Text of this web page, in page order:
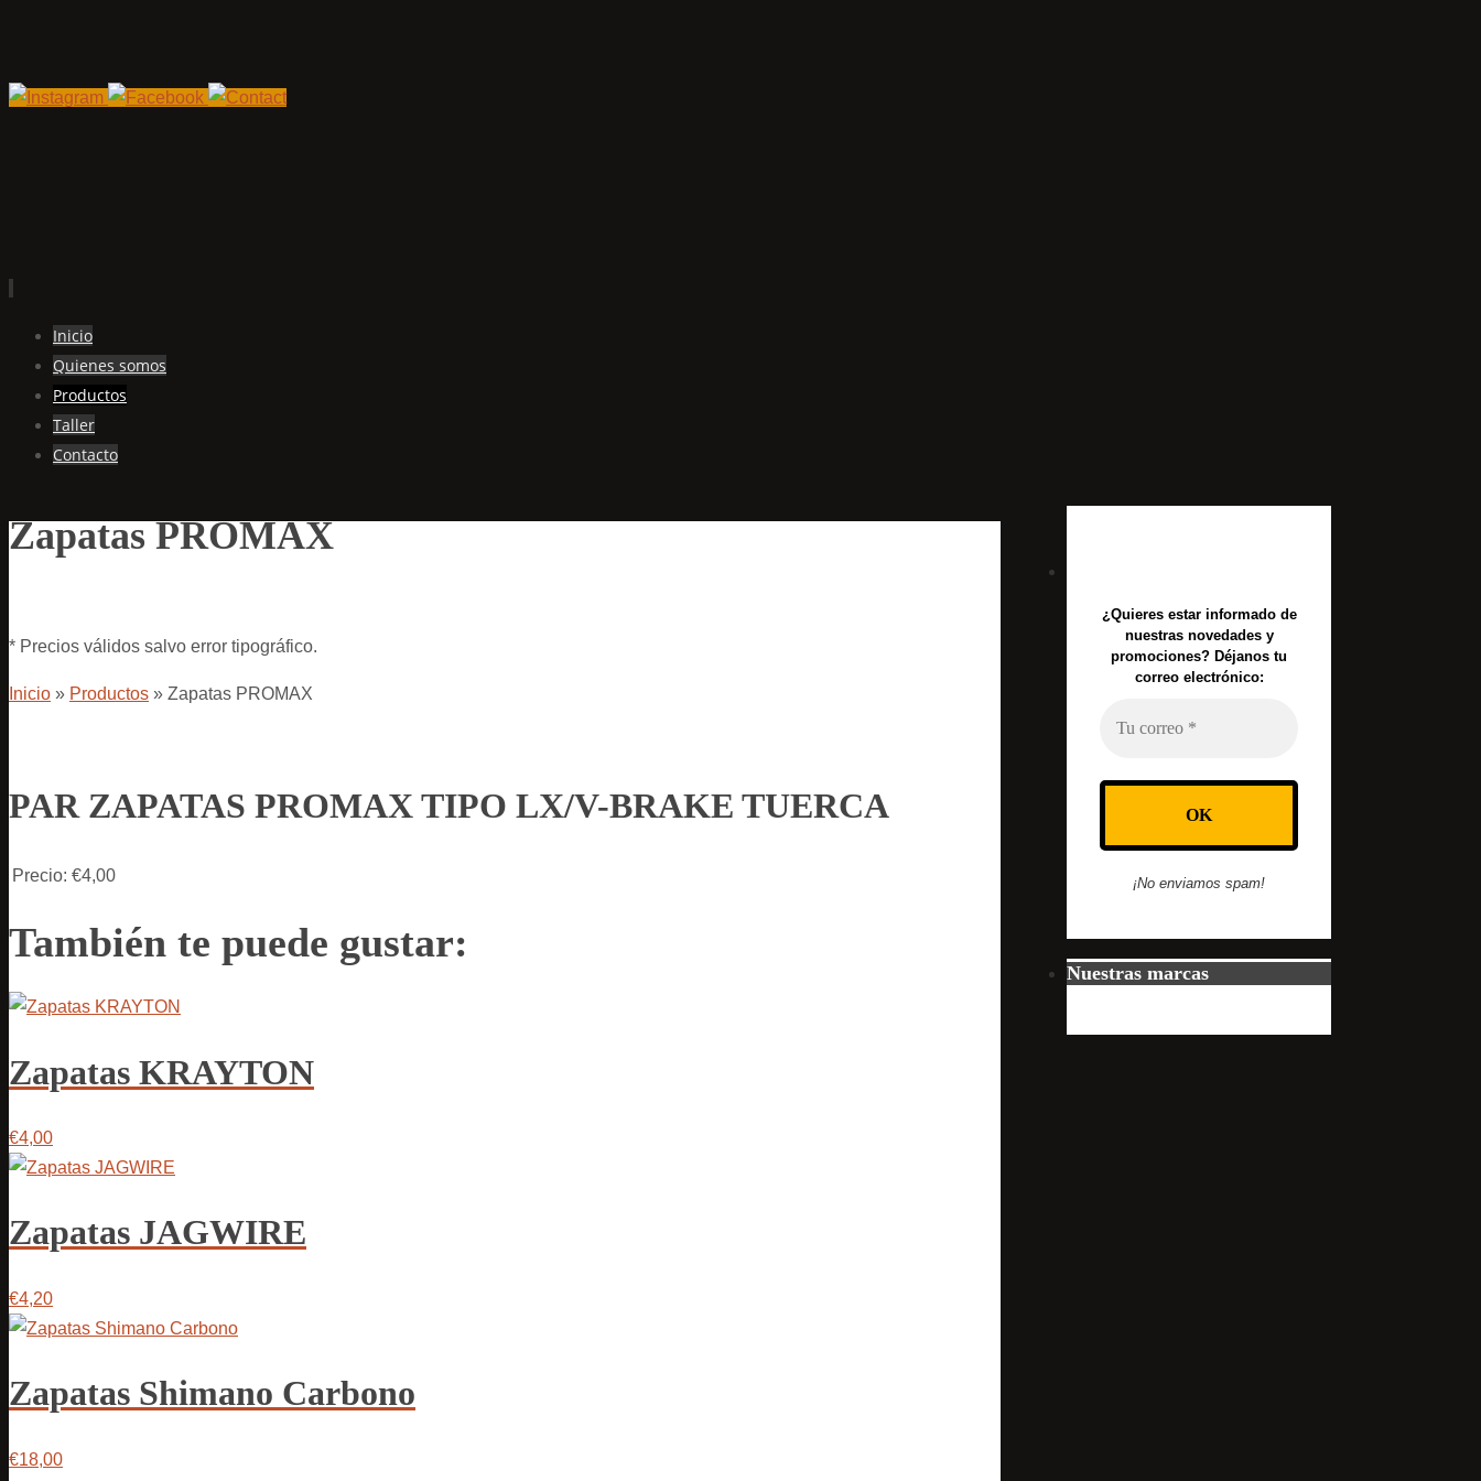
contenido
Inicio
Quienes somos
Productos
Taller
Contacto
Zapatas PROMAX
* Precios válidos salvo error tipográfico.
Inicio » Productos » Zapatas PROMAX
PAR ZAPATAS PROMAX TIPO LX/V-BRAKE TUERCA
Precio: €4,00
También te puede gustar:
Zapatas KRAYTON
€4,00
Zapatas JAGWIRE
€4,20
Zapatas Shimano Carbono
€18,00
¿Quieres estar informado de
nuestras novedades y
promociones? Déjanos tu
correo electrónico:
¡No enviamos spam!
Nuestras marcas